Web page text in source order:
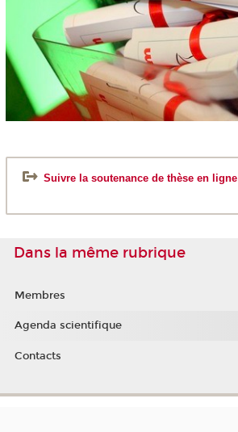
Suivre la soutenance de thèse en ligne
Dans la même rubrique
Membres
Agenda scientifique
Contacts